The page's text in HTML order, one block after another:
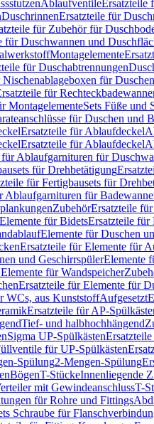
AblaufventileErsatzteile
DuschrinnenErsatzteile für
für Zubehör für
für Duschwannen und
Montagelemente
für Duschabtrennungen
für Duschen
für
MontagelementeSets Füße und
für Duschen und
Ersatzteile für Ablaufdeckel
Ersatzteile für Ablaufdeckel
Ablaufgarnituren für
für Drehbetätigung
für Fertigbausets für
Ablaufgarnituren für
ZubehörErsatzteile
Elemente für BidetsErsatzteile für
Elemente für Duschen
Ersatzteile für Elemente für
und GeschirrspülerElemente
für Wandspeicher
Ersatzteile für Elemente für
WCs, aus KunststoffAufgesetzt
Ersatzteile für AP-
Tief- und halbhochhängend
Sigma UP-Spülkästen
für UP-Spülkästen
Spülung2-Mengen-Spülung
BögenT-StückeInnenliegende
mit GewindeanschlussT-
für Rohre und Fittings
Schraube für